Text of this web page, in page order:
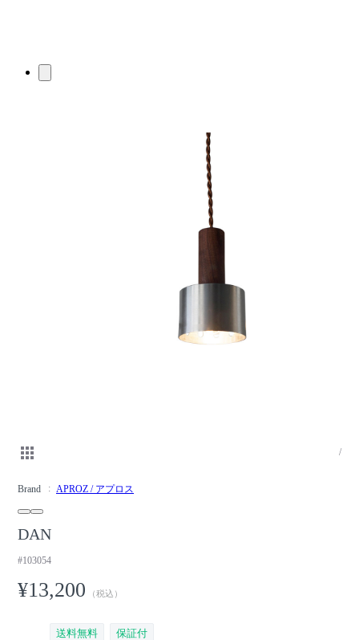
/
Brand APROZ / アプロス
DAN
#103054
¥13,200 （税込）
送料無料 保証付